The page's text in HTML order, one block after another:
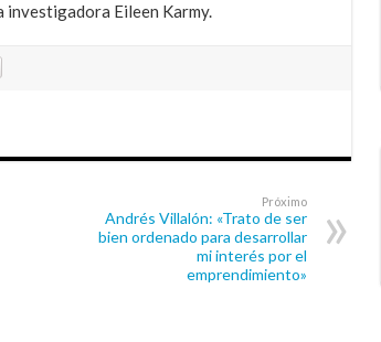
investigadora Eileen Karmy.
Próximo
Andrés Villalón: «Trato de ser
bien ordenado para desarrollar
mi interés por el
emprendimiento»